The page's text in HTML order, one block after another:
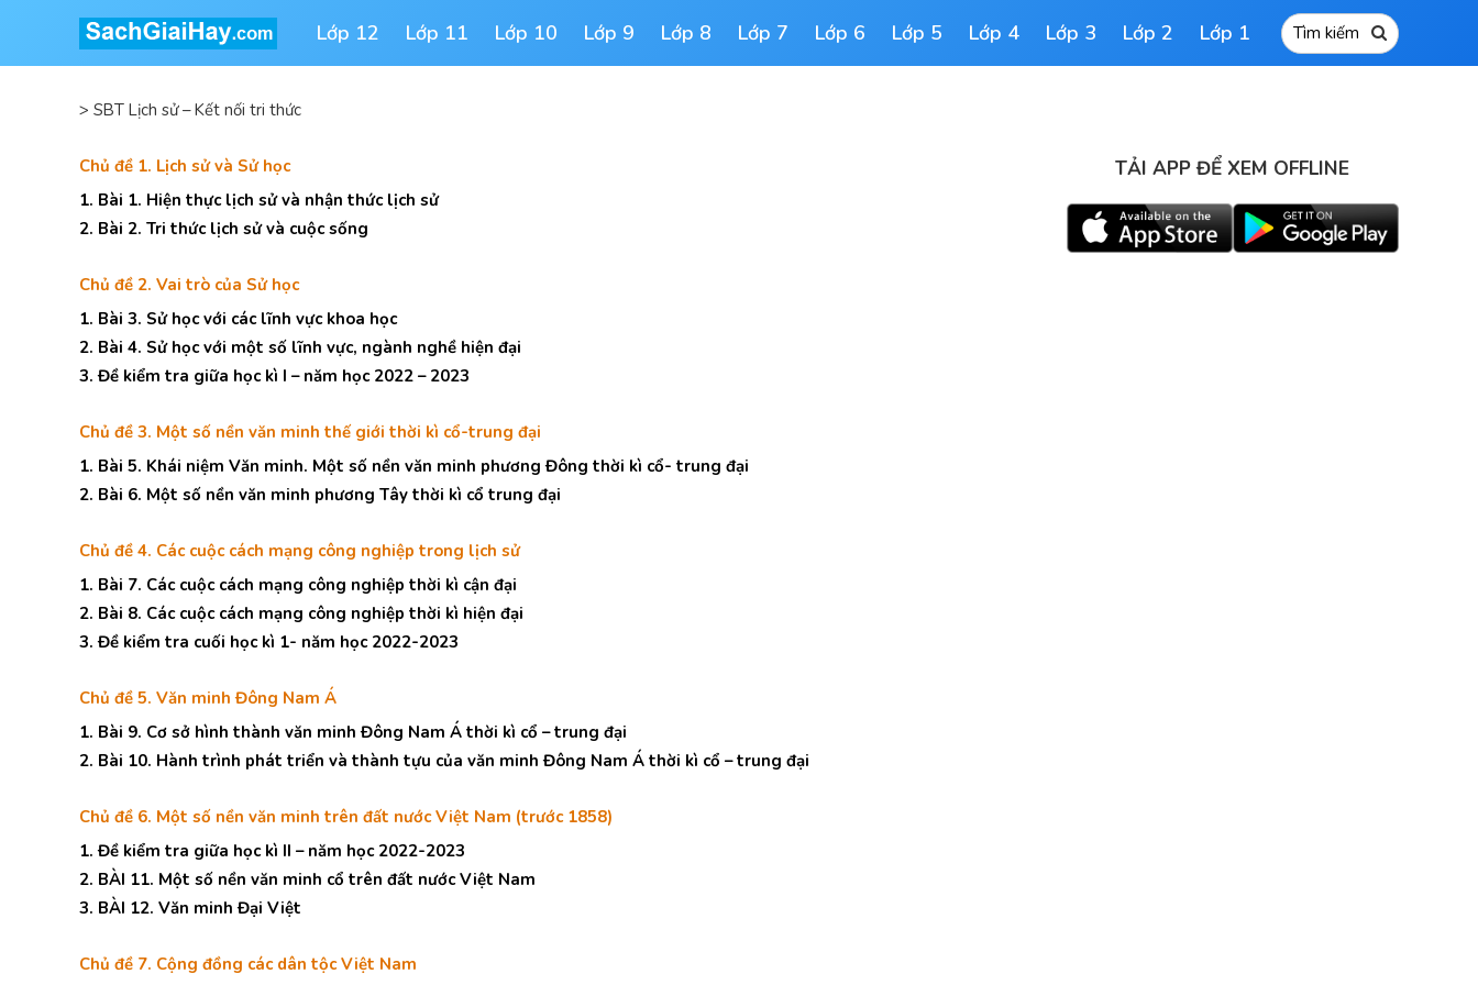
Lớp 12 Lớp 11 Lớp 10 Lớp 9 Lớp 8 Lớp 7 Lớp 6 Lớp 5 Lớp 4 Lớp 3 Lớp 2 Lớp 1
> SBT Lịch sử – Kết nối tri thức
Chủ đề 1. Lịch sử và Sử học
1. Bài 1. Hiện thực lịch sử và nhận thức lịch sử
2. Bài 2. Tri thức lịch sử và cuộc sống
Chủ đề 2. Vai trò của Sử học
1. Bài 3. Sử học với các lĩnh vực khoa học
2. Bài 4. Sử học với một số lĩnh vực, ngành nghề hiện đại
3. Đề kiểm tra giữa học kì I – năm học 2022 – 2023
Chủ đề 3. Một số nền văn minh thế giới thời kì cổ-trung đại
1. Bài 5. Khái niệm Văn minh. Một số nền văn minh phương Đông thời kì cổ- trung đại
2. Bài 6. Một số nền văn minh phương Tây thời kì cổ trung đại
Chủ đề 4. Các cuộc cách mạng công nghiệp trong lịch sử
1. Bài 7. Các cuộc cách mạng công nghiệp thời kì cận đại
2. Bài 8. Các cuộc cách mạng công nghiệp thời kì hiện đại
3. Đề kiểm tra cuối học kì 1- năm học 2022-2023
Chủ đề 5. Văn minh Đông Nam Á
1. Bài 9. Cơ sở hình thành văn minh Đông Nam Á thời kì cổ – trung đại
2. Bài 10. Hành trình phát triển và thành tựu của văn minh Đông Nam Á thời kì cổ – trung đại
Chủ đề 6. Một số nền văn minh trên đất nước Việt Nam (trước 1858)
1. Đề kiểm tra giữa học kì II – năm học 2022-2023
2. BÀI 11. Một số nền văn minh cổ trên đất nước Việt Nam
3. BÀI 12. Văn minh Đại Việt
Chủ đề 7. Cộng đồng các dân tộc Việt Nam
TẢI APP ĐỂ XEM OFFLINE